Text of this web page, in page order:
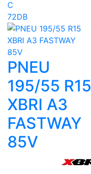
C
72DB
PNEU
195/55 R15
XBRI A3
FASTWAY
85V